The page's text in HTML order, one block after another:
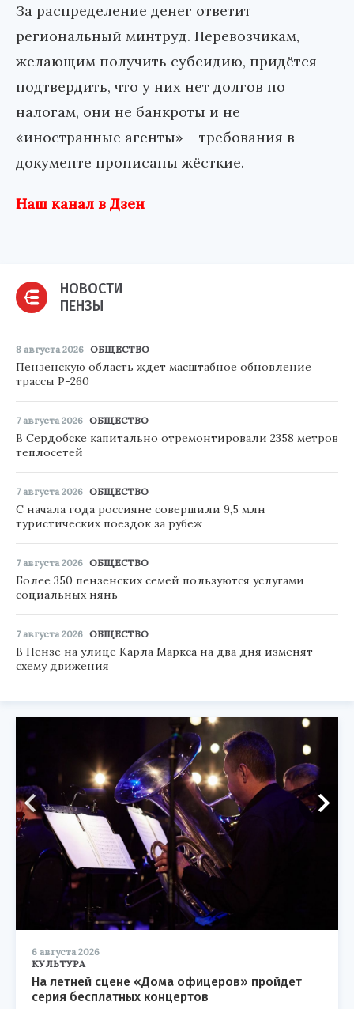
За распределение денег ответит
региональный минтруд. Перевозчикам,
желающим получить субсидию, придётся
подтвердить, что у них нет долгов по
налогам, они не банкроты и не
«иностранные агенты» – требования в
документе прописаны жёсткие.
Наш канал в Дзен
НОВОСТИ
ПЕНЗЫ
8 августа 2026 ОБЩЕСТВО
Пензенскую область ждет масштабное обновление
трассы Р-260
7 августа 2026 ОБЩЕСТВО
В Сердобске капитально отремонтировали 2358 метров
теплосетей
7 августа 2026 ОБЩЕСТВО
С начала года россияне совершили 9,5 млн
туристических поездок за рубеж
7 августа 2026 ОБЩЕСТВО
Более 350 пензенских семей пользуются услугами
социальных нянь
7 августа 2026 ОБЩЕСТВО
В Пензе на улице Карла Маркса на два дня изменят
схему движения
6 августа 2026
КУЛЬТУРА
На летней сцене «Дома офицеров» пройдет
серия бесплатных концертов